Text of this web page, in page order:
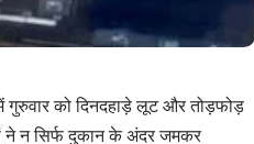
में गुरुवार को दिनदहाड़े लूट और तोड़फोड़
ने न सिर्फ दुकान के अंदर जमकर